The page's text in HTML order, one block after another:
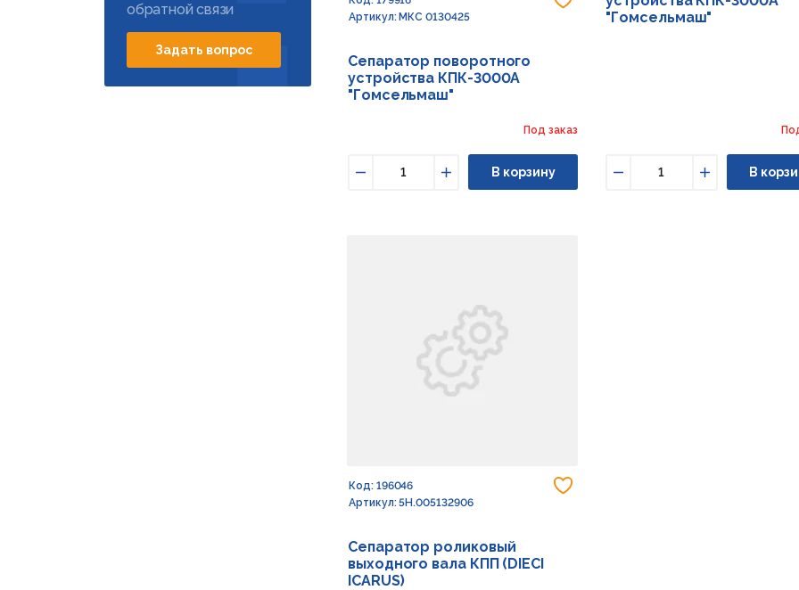
обратной связи
Задать вопрос
Артикул: МКС 0130425
Сепаратор поворотного
устройства КПК-3000А
"Гомсельмаш"
Под заказ
Увеличить
В корзину
"Гомсельмаш"
Увеличить
В
Код: 196046
Артикул: 5H.005132906
Сепаратор роликовый
выходного вала КПП (DIECI
ICARUS)